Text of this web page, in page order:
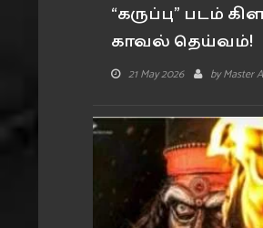
“கருப்பு” படம்
காவல் தெய்வம்!
21 May 2026 byMaster